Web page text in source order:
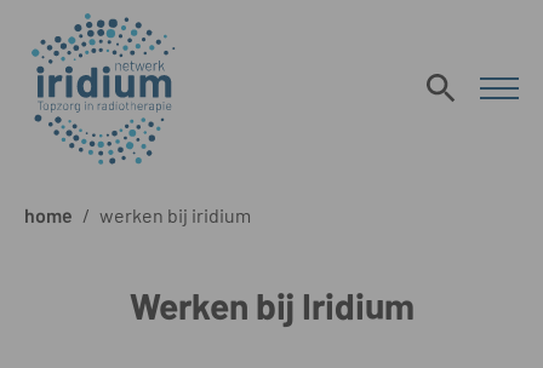
home / werken bij iridium
Werken bij Iridium